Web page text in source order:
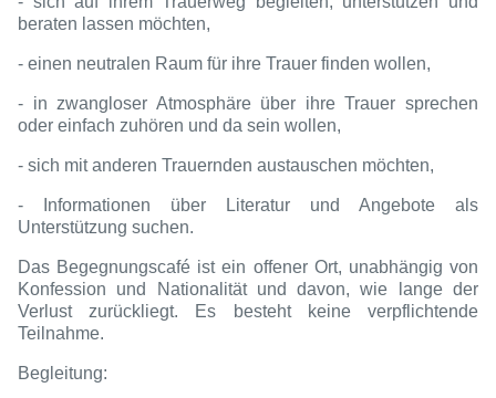
beraten lassen möchten,
- einen neutralen Raum für ihre Trauer finden wollen,
- in zwangloser Atmosphäre über ihre Trauer sprechen
oder einfach zuhören und da sein wollen,
- sich mit anderen Trauernden austauschen möchten,
- Informationen über Literatur und Angebote als
Unterstützung suchen.
Das Begegnungscafé ist ein offener Ort, unabhängig von
Konfession und Nationalität und davon, wie lange der
Verlust zurückliegt. Es besteht keine verpflichtende
Teilnahme.
Begleitung: